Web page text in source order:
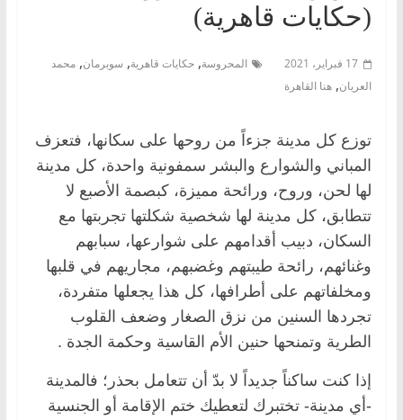
(حكايات قاهرية)
17 فبراير، 2021 المحروسة, حكايات قاهرية, سوبرمان, محمد
العريان, هنا القاهرة
توزع كل مدينة جزءاً من روحها على سكانها، فتعزف
المباني والشوارع والبشر سمفونية واحدة، كل مدينة
لها لحن، وروح، ورائحة مميزة، كبصمة الأصبع لا
تتطابق، كل مدينة لها شخصية شكلتها تجربتها مع
السكان، دبيب أقدامهم على شوارعها، سبابهم
وغنائهم، رائحة طيبتهم وغضبهم، مجاريهم في قلبها
ومخلفاتهم على أطرافها، كل هذا يجعلها متفردة،
تجردها السنين من نزق الصغار وضعف القلوب
الطرية وتمنحها حنين الأم القاسية وحكمة الجدة .
إذا كنت ساكناً جديداً لا بدّ أن تتعامل بحذر؛ فالمدينة
-أي مدينة- تختبرك لتعطيك ختم الإقامة أو الجنسية